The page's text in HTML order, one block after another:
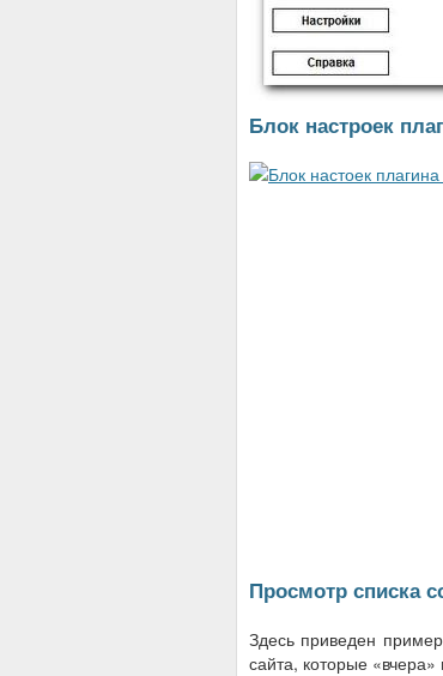
Блок настроек
Просмотр списка
Здесь приведен пример
сайта, которые